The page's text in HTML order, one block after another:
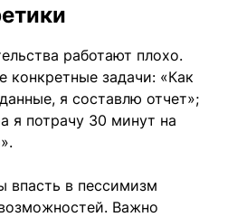
работают плохо.
конкретные задачи: «Как
я составлю отчет»;
я потрачу 30 минут на
впасть в пессимизм
Важно